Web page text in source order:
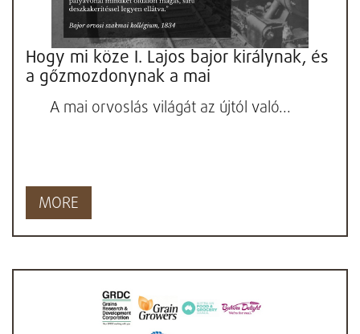
Hogy mi köze I. Lajos bajor királynak, és
a gőzmozdonynak a mai
diabetológiához?
A mai orvoslás világát az újtól való...
MORE